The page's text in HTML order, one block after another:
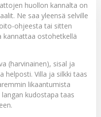
huollon kannalta on
Ne saa yleensä selville
ohjeesta tai sitten
ostohetkellä
(harvinainen), sisal ja
helposti. Villa ja silkki taas
likaantumista
kudostapa taas